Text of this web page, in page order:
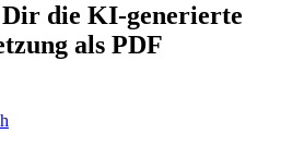
die KI-generierte
als PDF